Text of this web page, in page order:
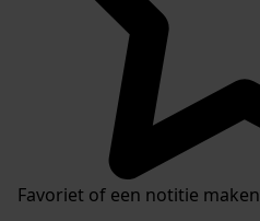
Favoriet of een notitie maken